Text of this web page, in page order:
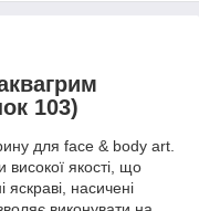
103)
для face & body art.
високої якості, що
насичені